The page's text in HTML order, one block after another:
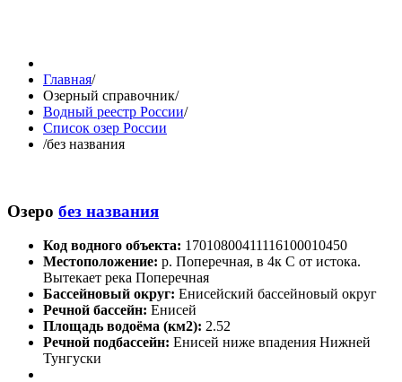
Главная/
Озерный справочник/
Водный реестр России/
Список озер России
/без названия
Озеро без названия
Код водного объекта: 17010800411116100010450
Местоположение: р. Поперечная, в 4к С от истока.
Вытекает река Поперечная
Бассейновый округ: Енисейский бассейновый округ
Речной бассейн: Енисей
Площадь водоёма (км2): 2.52
Речной подбассейн: Енисей ниже впадения Нижней
Тунгуски